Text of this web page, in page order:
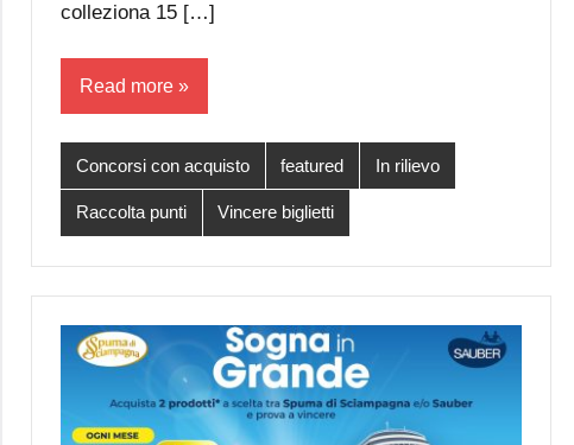
colleziona 15 […]
Read more
Concorsi con acquisto featured In rilievo
Raccolta punti Vincere biglietti